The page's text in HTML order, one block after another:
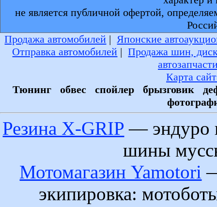
не является публичной офертой,
Продажа автомобилей |Японские
Отправка автомобилей |Продажа шин,
Карта
Тюнинг
обвес спойлер брызговик
Резина X-GRIP — эндуро
шины
Мотомагазин Yamotori
экипировка: